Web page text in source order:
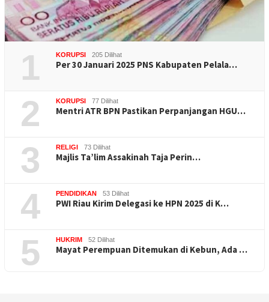
1 KORUPSI 205 Dilihat
Per 30 Januari 2025 PNS Kabupaten Pelala…
2 KORUPSI 77 Dilihat
Mentri ATR BPN Pastikan Perpanjangan HGU…
3 RELIGI 73 Dilihat
Majlis Ta’lim Assakinah Taja Perin…
4 PENDIDIKAN 53 Dilihat
PWI Riau Kirim Delegasi ke HPN 2025 di K…
5 HUKRIM 52 Dilihat
Mayat Perempuan Ditemukan di Kebun, Ada …